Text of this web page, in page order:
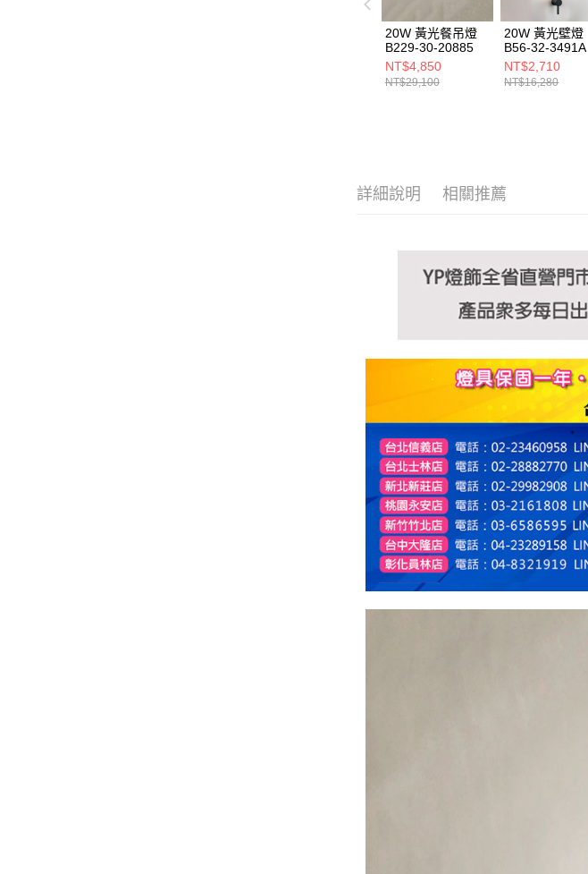
20W 黃光餐吊燈
B229-30-20885
NT$4,850
NT$29,100
20W 黃光壁燈
B56-32-3491A
NT$2,710
NT$16,280
詳細說明 相關推薦